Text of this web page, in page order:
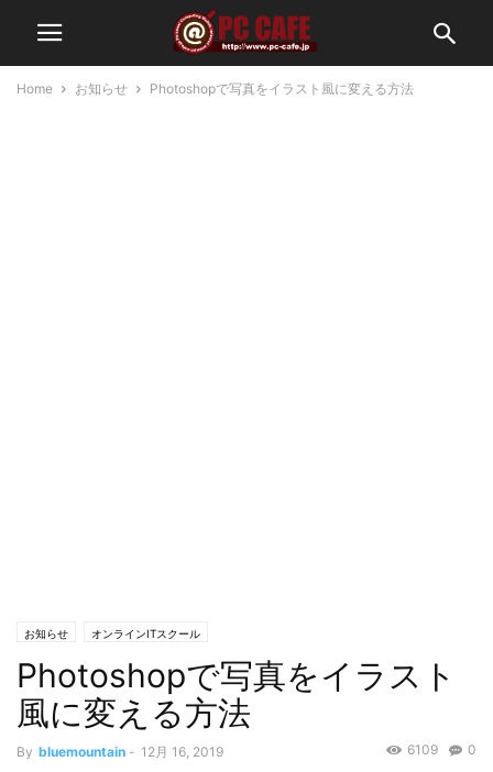
Home お知らせ Photoshopで写真をイラスト風に変える方法
お知らせ オンラインITスクール
Photoshopで写真をイラスト
風に変える方法
By bluemountain - 12月 16, 2019 0
6109